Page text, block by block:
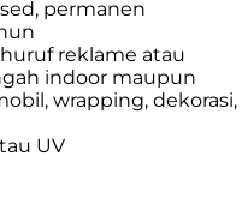
permanen
reklame atau
indoor maupun
wrapping, dekorasi,
UV